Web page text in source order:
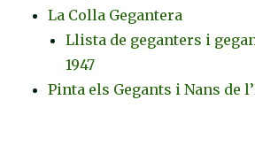
La Colla Gegantera
Llista de geganters i
1947
Pinta els Gegants i Nans de